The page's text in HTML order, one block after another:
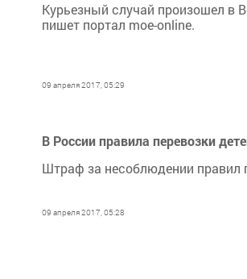
Курьезный случай произошел в
пишет портал moe-online.
09 апреля 2017, 05:29
В России правила перевозки
Штраф за несоблюдении правил
09 апреля 2017, 05:28